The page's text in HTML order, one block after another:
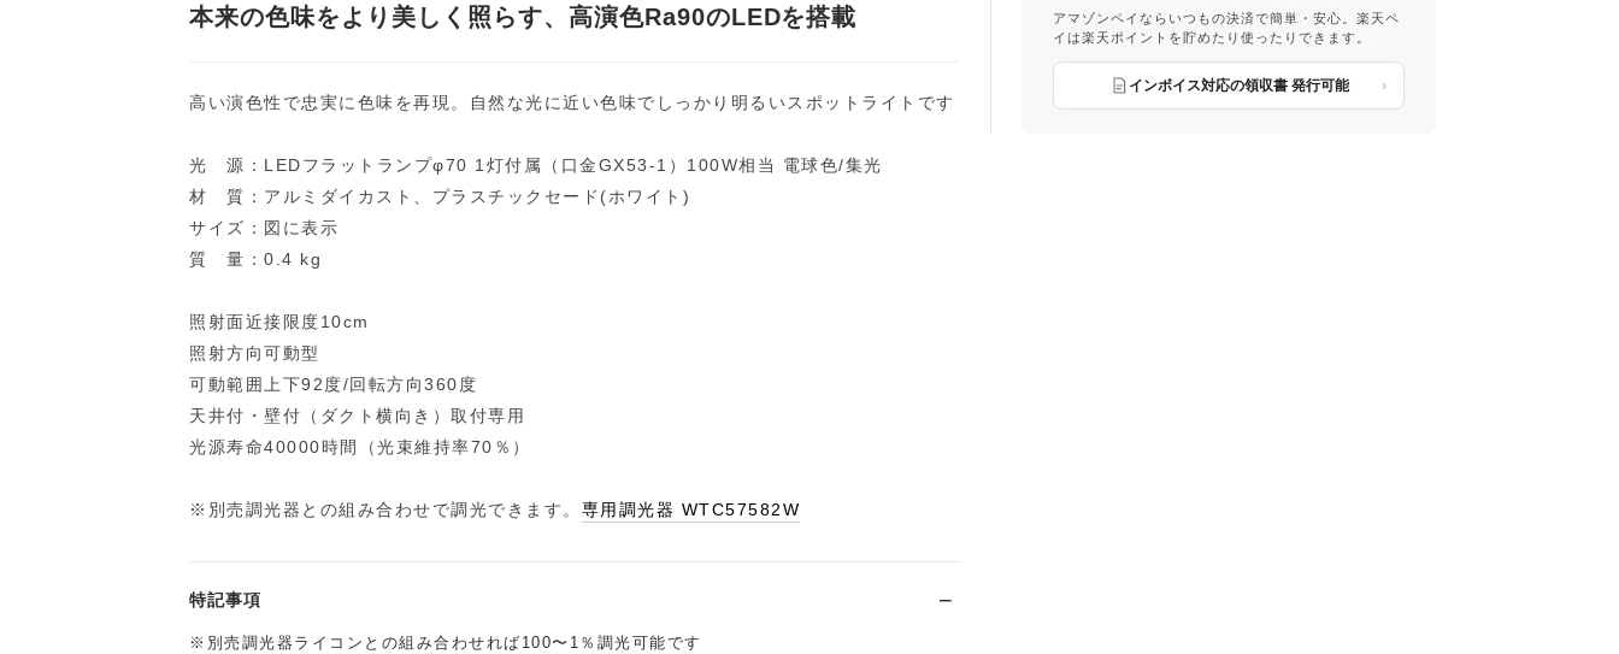
アマゾンペイならいつもの決済で簡単・安心。楽天ペ
イは楽天ポイントを貯めたり使ったりできます。
インボイス対応の領収書 発行可能
本来の色味をより美しく照らす、高演色Ra90のLEDを搭載
高い演色性で忠実に色味を再現。自然な光に近い色味でしっかり明るいスポットライトです
光 源：LEDフラットランプφ70 1灯付属（口金GX53-1）100W相当 電球色/集光
材 質：アルミダイカスト、プラスチックセード(ホワイト)
サイズ：図に表示
質 量：0.4 kg
照射面近接限度10cm
照射方向可動型
可動範囲上下92度/回転方向360度
天井付・壁付（ダクト横向き）取付専用
光源寿命40000時間（光束維持率70％）
※別売調光器との組み合わせで調光できます。 専用調光器 WTC57582W
特記事項
※別売調光器ライコンとの組み合わせれば100〜1％調光可能です